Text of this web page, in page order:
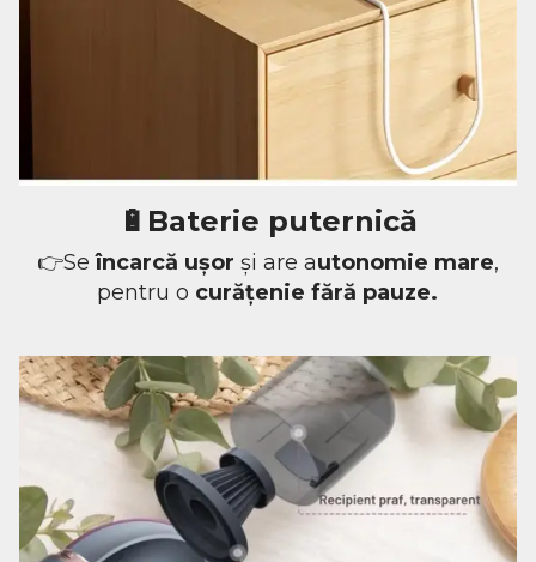
🔋Baterie puternică
👉Seîncarcă ușor și are autonomie mare,
pentru o curățenie fără pauze.